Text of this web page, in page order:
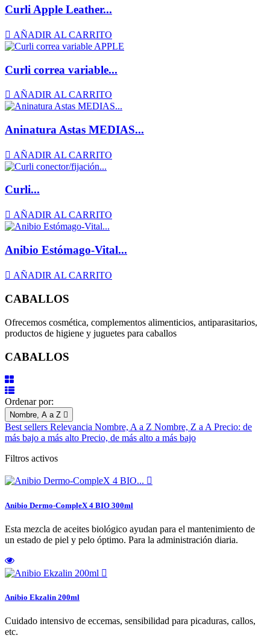
Curli Apple Leather...
 AÑADIR AL CARRITO
Curli correa variable...
 AÑADIR AL CARRITO
Aninatura Astas MEDIAS...
 AÑADIR AL CARRITO
Curli...
 AÑADIR AL CARRITO
Anibio Estómago-Vital...
 AÑADIR AL CARRITO
CABALLOS
Ofrecemos cosmética, complementos alimenticios, antiparasitarios,
productos de higiene y juguetes para caballos
CABALLOS
Ordenar por:
Nombre, A a Z 
Best sellers Relevancia Nombre, A a Z Nombre, Z a APrecio: de
más bajo a más alto Precio, de más alto a más bajo
Filtros activos

Anibio Dermo-CompleX 4 BIO 300ml
Esta mezcla de aceites biológico ayudan para el mantenimiento de
un estado de piel y pelo óptimo. Para la administración diaria.

Anibio Ekzalin 200ml
Cuidado intensivo de eccemas, sensibilidad para picaduras, callos,
etc.